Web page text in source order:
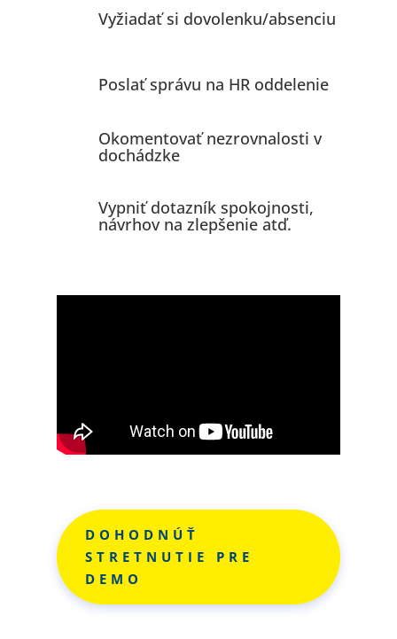
Vyžiadať si dovolenku/absenciu
Poslať správu na HR oddelenie
Okomentovať nezrovnalosti v
dochádzke
Vypniť dotazník spokojnosti,
návrhov na zlepšenie atď.
DOHODNÚŤ
STRETNUTIE PRE
DEMO